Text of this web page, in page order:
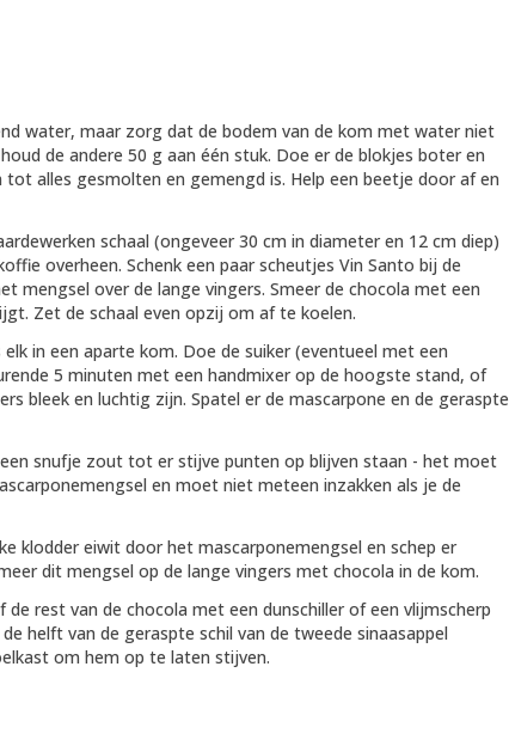
water, maar zorg dat de bodem van de kom met water niet
de andere 50 g aan één stuk. Doe er de blokjes boter en
alles gesmolten en gemengd is. Help een beetje door af en
schaal (ongeveer 30 cm in diameter en 12 cm diep)
overheen. Schenk een paar scheutjes Vin Santo bij de
mengsel over de lange vingers. Smeer de chocola met een
Zet de schaal even opzij om af te koelen.
in een aparte kom. Doe de suiker (eventueel met een
5 minuten met een handmixer op de hoogste stand, of
bleek en luchtig zijn. Spatel er de mascarpone en de geraspte
snufje zout tot er stijve punten op blijven staan - het moet
en moet niet meteen inzakken als je de
klodder eiwit door het mascarponemengsel en schep er
dit mengsel op de lange vingers met chocola in de kom.
rest van de chocola met een dunschiller of een vlijmscherp
helft van de geraspte schil van de tweede sinaasappel
om hem op te laten stijven.